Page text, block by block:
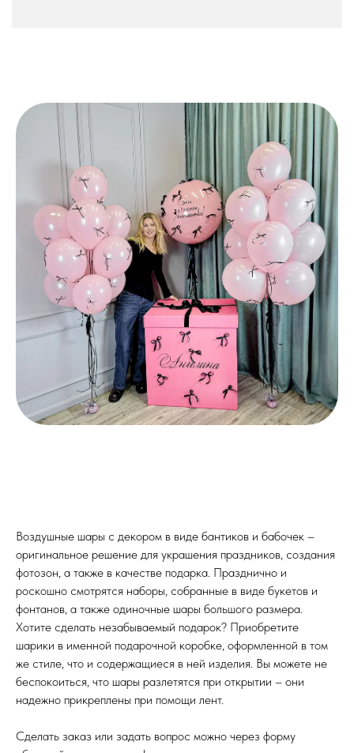
Воздушные шары с декором в виде бантиков и бабочек –
оригинальное решение для украшения праздников, создания
фотозон, а также в качестве подарка. Празднично и
роскошно смотрятся наборы, собранные в виде букетов и
фонтанов, а также одиночные шары большого размера.
Хотите сделать незабываемый подарок? Приобретите
шарики в именной подарочной коробке, оформленной в том
же стиле, что и содержащиеся в ней изделия. Вы можете не
беспокоиться, что шары разлетятся при открытии – они
надежно прикреплены при помощи лент.
Сделать заказ или задать вопрос можно через форму